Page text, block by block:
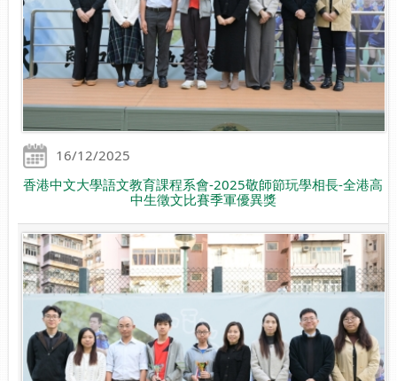
16/12/2025
香港中文大學語文教育課程系會-2025敬師節玩學相長-全港高
中生徵文比賽季軍優異獎